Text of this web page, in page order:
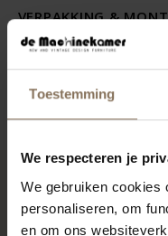
Toestemming
We respecteren je
We gebruiken cookies
personaliseren, om
en om ons
VERPAKKING &
AFMETINGEN
ZAKELIJK